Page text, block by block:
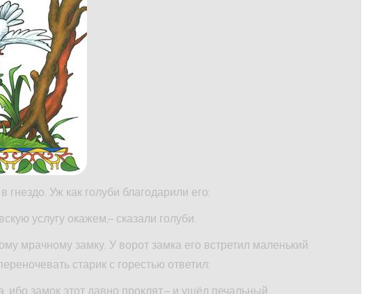
Уж как голуби благодарили его:
услугу окажем,– сказали голуби.
мрачному замку. У ворот замка его встретил маленький
старик с горестью ответил:
ибо замок этот давно проклят,– и ушёл печальный.